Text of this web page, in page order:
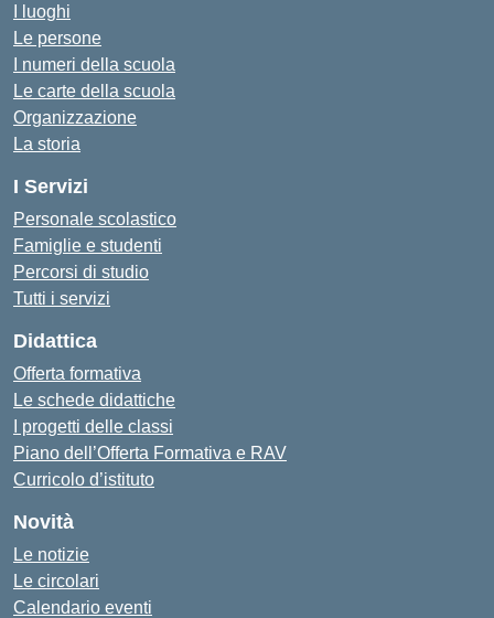
I luoghi
Le persone
I numeri della scuola
Le carte della scuola
Organizzazione
La storia
I Servizi
Personale scolastico
Famiglie e studenti
Percorsi di studio
Tutti i servizi
Didattica
Offerta formativa
Le schede didattiche
I progetti delle classi
Piano dell’Offerta Formativa e RAV
Curricolo d’istituto
Novità
Le notizie
Le circolari
Calendario eventi